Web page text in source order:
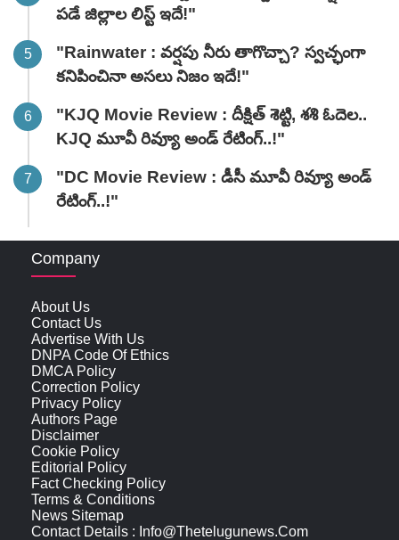
పడే జిల్లాల లిస్ట్ ఇదే!"
"Rainwater : వర్షపు నీరు తాగొచ్చా? స్వచ్ఛంగా
కనిపించినా అసలు నిజం ఇదే!"
"KJQ Movie Review : దీక్షిత్ శెట్టి, శశి ఓదెల..
KJQ మూవీ రివ్యూ అండ్ రేటింగ్‌..!"
"DC Movie Review : డీసీ మూవీ రివ్యూ అండ్
రేటింగ్‌..!"
Company
About Us
Contact Us
Advertise With Us
DNPA Code Of Ethics
DMCA Policy
Correction Policy
Privacy Policy
Authors Page
Disclaimer
Cookie Policy
Editorial Policy
Fact Checking Policy
Terms & Conditions
News Sitemap
Contact Details : Info@thetelugunews.com